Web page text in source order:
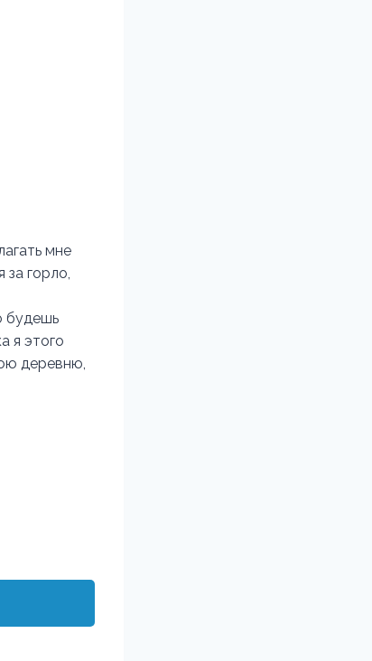
мне
за горло,
будешь
я этого
деревню,